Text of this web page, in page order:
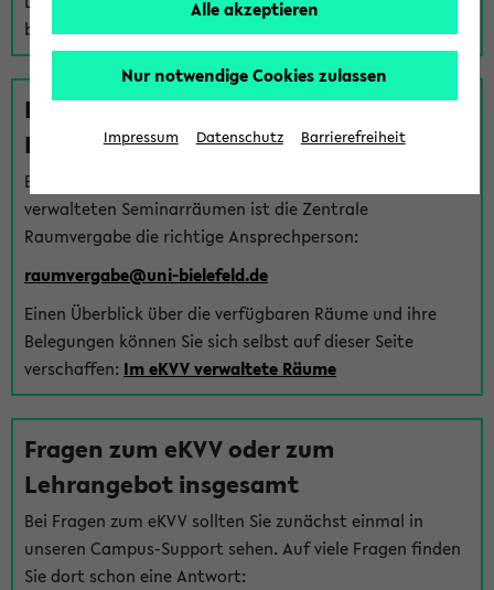
betreffenden Veranstaltung.
Fragen zu im eKVV verwalteten
Räumen
Bei Fragen zur Vergabe von Hörsälen und vom eKVV
verwalteten Seminarräumen ist die Zentrale
Raumvergabe die richtige Ansprechperson:
raumvergabe@uni-bielefeld.de
Einen Überblick über die verfügbaren Räume und ihre
Belegungen können Sie sich selbst auf dieser Seite
verschaffen: Im eKVV verwaltete Räume
Fragen zum eKVV oder zum
Lehrangebot insgesamt
Bei Fragen zum eKVV sollten Sie zunächst einmal in
unseren Campus-Support sehen. Auf viele Fragen finden
Sie dort schon eine Antwort:
Alle akzeptieren
Nur notwendige Cookies zulassen
Impressum Datenschutz Barrierefreiheit